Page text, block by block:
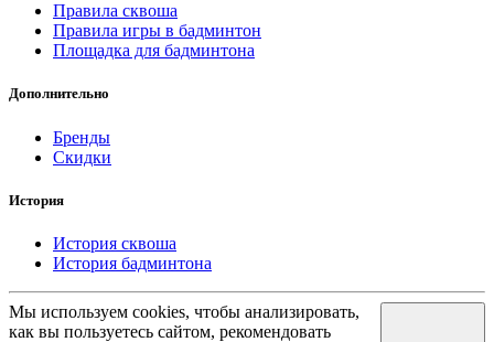
Правила сквоша
Правила игры в бадминтон
Площадка для бадминтона
Дополнительно
Бренды
Скидки
История
История сквоша
История бадминтона
Мы используем cookies, чтобы анализировать,
как вы пользуетесь сайтом, рекомендовать